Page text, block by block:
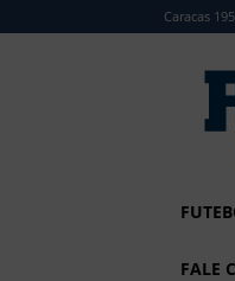
Caracas
FALE